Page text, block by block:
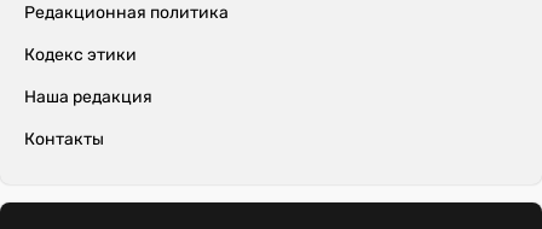
Редакционная политика
Кодекс этики
Наша редакция
Контакты